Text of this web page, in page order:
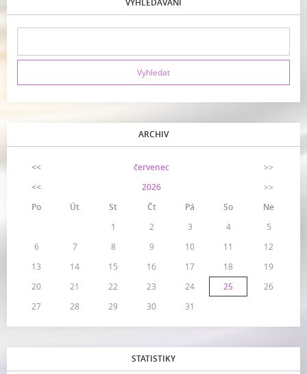
VYHLEDÁVÁNÍ
ARCHIV
<< červenec
>>
<<
2026
>>
Po
Út St Čt Pá So
Ne
1
2 3 4
5
6
7 8 9 10 11
12
13
14 15 16 17 18
19
20
21 22 23 24 25
26
27
28 29 30 31
STATISTIKY